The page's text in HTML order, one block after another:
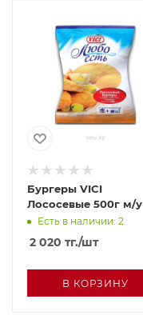
Бургеры VICI
Лососевые 500г м/у
Есть в наличии: 2
2 020 тг./шт
В КОРЗИНУ